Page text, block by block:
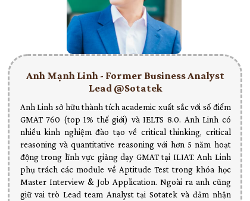
Anh Linh sở hữu thành tích academic xuất sắc với số điểm
GMAT 760 (top 1% thế giới) và IELTS 8.0. Anh Linh có
nhiều kinh nghiệm đào tạo về critical thinking, critical
reasoning và quantitative reasoning với hơn 5 năm hoạt
động trong lĩnh vực giảng dạy GMAT tại ILIAT. Anh Linh
phụ trách các module về Aptitude Test trong khóa học
Master Interview & Job Application. Ngoài ra anh cũng
giữ vai trò Lead team Analyst tại Sotatek và đảm nhận
Anh Mạnh Linh - Former Business Analyst
Lead @Sotatek